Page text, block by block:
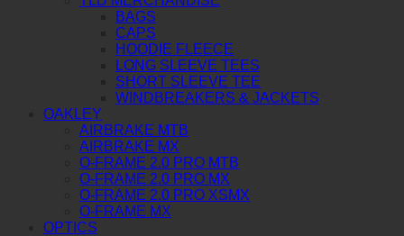
BAGS
CAPS
HOODIE FLEECE
LONG SLEEVE TEES
SHORT SLEEVE TEE
WINDBREAKERS & JACKETS
OAKLEY
AIRBRAKE MTB
AIRBRAKE MX
O-FRAME 2.0 PRO MTB
O-FRAME 2.0 PRO MX
O-FRAME 2.0 PRO XSMX
O-FRAME MX
OPTICS